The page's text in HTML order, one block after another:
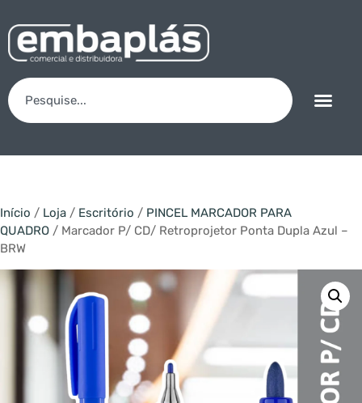
Início / Loja / Escritório / PINCEL MARCADOR PARA
QUADRO / Marcador P/ CD/ Retroprojetor Ponta Dupla Azul –
BRW